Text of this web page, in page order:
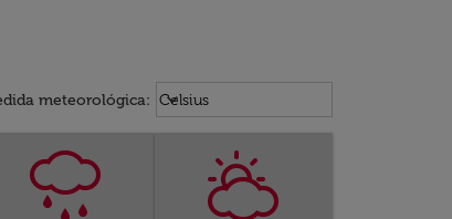
meteorológica: Weather unit option Celsius
Celsius
keyboard_arrow_down